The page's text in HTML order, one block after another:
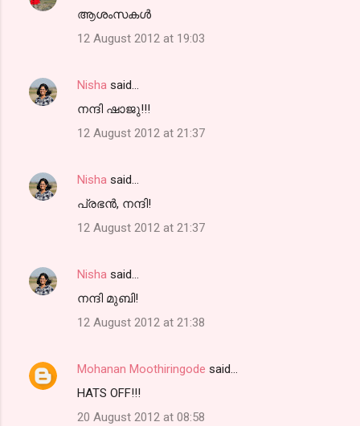
ആശംസകള്‍
12 August 2012 at 19:03
Nisha said…
നന്ദി ഷാജു!!!
12 August 2012 at 21:37
Nisha said…
പ്രഭന്‍, നന്ദി!
12 August 2012 at 21:37
Nisha said…
നന്ദി മുബി!
12 August 2012 at 21:38
Mohanan Moothiringode said…
HATS OFF!!!
20 August 2012 at 08:58